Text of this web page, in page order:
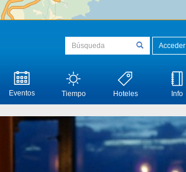
Acceder
Eventos Tiempo Hoteles Info